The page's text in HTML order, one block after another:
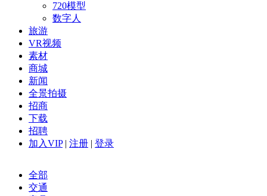
720模型
数字人
旅游
VR视频
素材
商城
新闻
全景拍摄
招商
下载
招聘
加入VIP | 注册 | 登录
全部
交通